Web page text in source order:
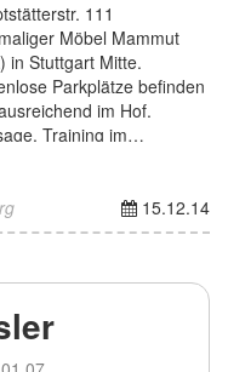
111
Möbel Mammut
in Stuttgart Mitte.
Parkplätze befinden
im Hof.
Training im…
15.12.14